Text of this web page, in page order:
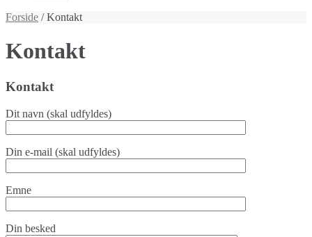
Forside / Kontakt
Kontakt
Kontakt
Dit navn (skal udfyldes)
Din e-mail (skal udfyldes)
Emne
Din besked